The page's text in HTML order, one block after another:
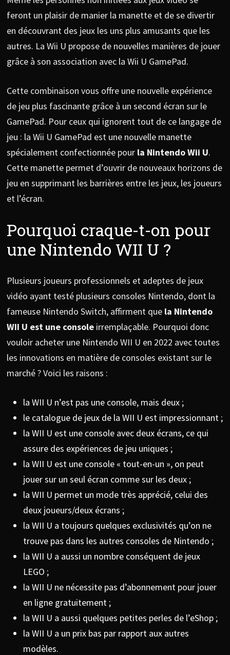
feront un plaisir de manier la manette et de se divertir
en découvrant des jeux les uns plus amusants que les
autres. La Wii U propose de nouvelles manières de jouer
grâce à son association avec la Wii U GamePad.
Cette combinaison vous offre une nouvelle expérience
de jeu plus fascinante grâce à un second écran sur le
GamePad. Pour ceux qui ignorent tout de ce langage de
jeu : la Wii U GamePad est une nouvelle manette
spécialement confectionnée pourla Nintendo Wii U.
Cette manette permet d’ouvrir de nouveaux horizons de
jeu en supprimant les barrières entre les jeux, les joueurs
et l’écran.
Pourquoi craque-t-on pour
une Nintendo WII U ?
Plusieurs joueurs professionnels et adeptes de jeux
vidéo ayant testé plusieurs consoles Nintendo, dont la
fameuse Nintendo Switch, affirment quela Nintendo
WII U est une consoleirremplaçable. Pourquoi donc
vouloir acheter une Nintendo WII U en 2022 avec toutes
les innovations en matière de consoles existant sur le
marché ? Voici les raisons :
la WII U n’est pas une console, mais deux ;
le catalogue de jeux de la WII U est impressionnant ;
la WII U est une console avec deux écrans, ce qui
assure des expériences de jeu uniques ;
la WII U est une console « tout-en-un », on peut
jouer sur un seul écran comme sur les deux ;
la WII U permet un mode très apprécié, celui des
deux joueurs/deux écrans ;
la WII U a toujours quelques exclusivités qu’on ne
trouve pas dans les autres consoles de Nintendo ;
la WII U a aussi un nombre conséquent de jeux
LEGO ;
la WII U ne nécessite pas d’abonnement pour jouer
en ligne gratuitement ;
la WII U a aussi quelques petites perles de l’eShop ;
la WII U a un prix bas par rapport aux autres
modèles.